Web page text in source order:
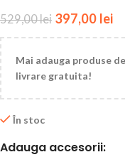
529,00lei 397,00 lei
Mai adauga produse de
livrare gratuita!
În stoc
Adauga accesorii: